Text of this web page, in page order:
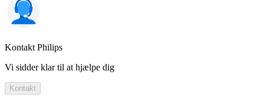
Kontakt Philips
Vi sidder klar til at hjælpe dig
Kontakt